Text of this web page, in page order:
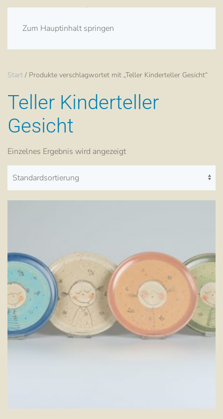
Zum Hauptinhalt springen
Start / Produkte verschlagwortet mit „Teller Kinderteller Gesicht“
Teller Kinderteller
Gesicht
Einzelnes Ergebnis wird angezeigt